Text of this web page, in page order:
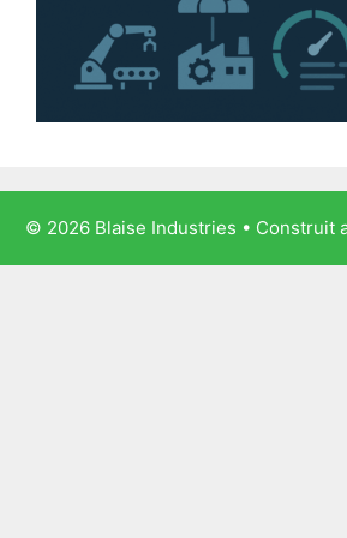
© 2026 Blaise Industries • Construit